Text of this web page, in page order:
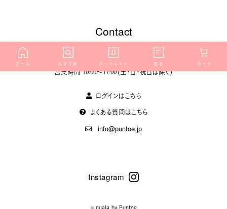
Contact
商品に関するお問い合わせ
営業時間 10:00〜17:00（土・日・祝日は除く）
ログインはこちら
よくある質問はこちら
info@puntoe.jp
© nuala by Puntoe
ホーム おすすめ ポートレイト 知る カート